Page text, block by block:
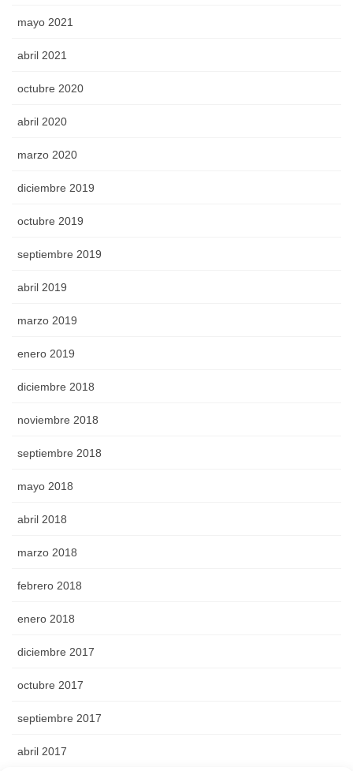
mayo 2021
abril 2021
octubre 2020
abril 2020
marzo 2020
diciembre 2019
octubre 2019
septiembre 2019
abril 2019
marzo 2019
enero 2019
diciembre 2018
noviembre 2018
septiembre 2018
mayo 2018
abril 2018
marzo 2018
febrero 2018
enero 2018
diciembre 2017
octubre 2017
septiembre 2017
abril 2017